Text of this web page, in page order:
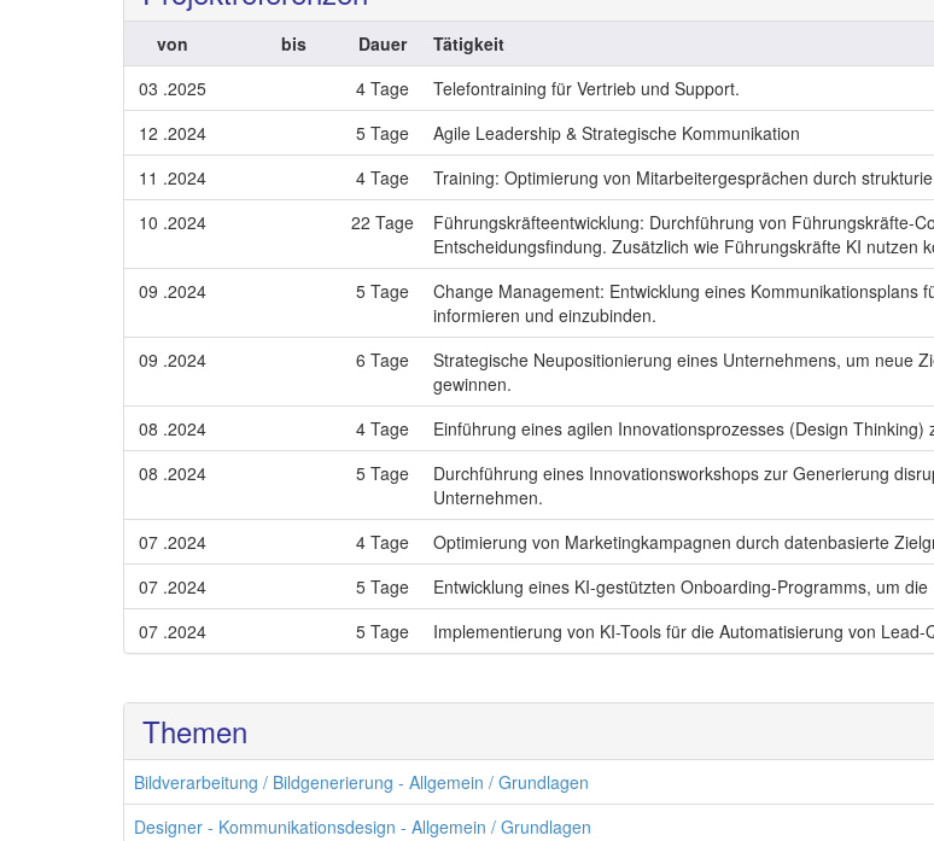
von bis Dauer Tätigkeit
03 .2025
4 Tage
Telefontraining für Vertrieb und Support.
12 .2024
5 Tage
Agile Leadership & Strategische Kommunikation
11 .2024
4 Tage
Training: Optimierung von Mitarbeitergesprächen durch
10 .2024
22 Tage
Führungskräfteentwicklung: Durchführung von Führungskräfte-
Entscheidungsfindung. Zusätzlich wie Führungskräfte KI nutzen
09 .2024
5 Tage
Change Management: Entwicklung eines Kommunikationsplans
informieren und einzubinden.
09 .2024
6 Tage
Strategische Neupositionierung eines Unternehmens, um neue
gewinnen.
08 .2024
4 Tage
Einführung eines agilen Innovationsprozesses (Design Thinking)
08 .2024
5 Tage
Durchführung eines Innovationsworkshops zur Generierung
Unternehmen.
07 .2024
4 Tage
Optimierung von Marketingkampagnen durch datenbasierte
07 .2024
5 Tage
Entwicklung eines KI-gestützten Onboarding-Programms, um
07 .2024
5 Tage Implementierung von KI-Tools für die Automatisierung von
Themen
Bildverarbeitung / Bildgenerierung - Allgemein / Grundlagen
Designer - Kommunikationsdesign - Allgemein / Grundlagen